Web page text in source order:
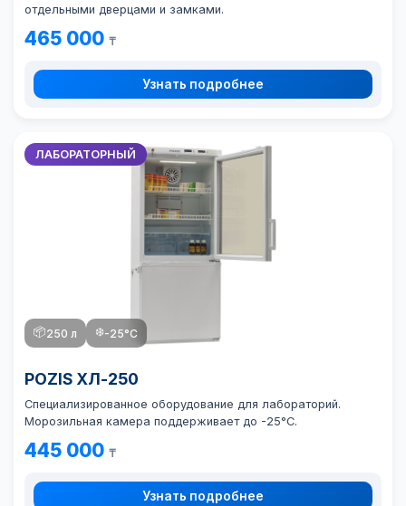
отдельными дверцами и замками.
465 000 ₸
Узнать подробнее
ЛАБОРАТОРНЫЙ
📦250 л ❄️-25°C
POZIS ХЛ-250
Специализированное оборудование для лабораторий.
Морозильная камера поддерживает до -25°C.
445 000 ₸
Узнать подробнее